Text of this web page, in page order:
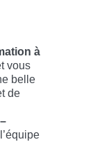
à
vous
belle
de